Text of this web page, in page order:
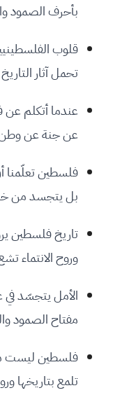
بأحرف الصمود
قلوب
تحمل آثار
عندما أتكلم عن
عن جنة عن
فلسطين تعلّمنا
بل يتجسد من
تاريخ فلسطين
وروح الانتماء
الأمل يتجسّد
مفتاح الصمود
فلسطين ليست
تلمع بتاريخها